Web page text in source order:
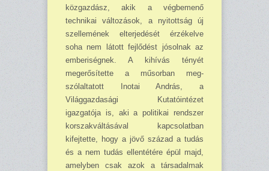
közgazdász, akik a végbemenő
technikai változások, a nyitottság új
szellemének elterjedését érzékelve
soha nem látott fejlődést jósolnak az
emberiségnek. A ki­hívás tényét
megerősítette a műsorban meg­
szólaltatott Inotai András, a
Világgazdasági Ku­tatóintézet
igazgatója is, aki a politikai rend­szer
korszakváltásával kapcsolatban
kifejtette, hogy a jövő század a tudás
és a nem tudás el­lentétére épül majd,
amelyben csak azok a tár­sadalmak